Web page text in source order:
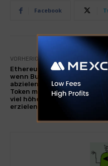
Facebook
VORHERIGER ARTIKEL
Ethereum (ETH) Impuls baut,
wenn Bullen 3.200 USD
abzielen, aber dieses Defi -
Token mit 0,03 USD könnte
viel höhere Renditen
erzielen